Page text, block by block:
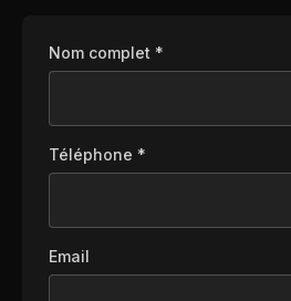
Nom complet *
Téléphone *
Email